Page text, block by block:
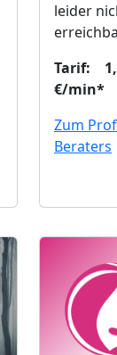
leider
Tarif:
€/min*
Zum
Beraters